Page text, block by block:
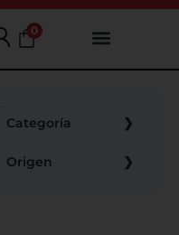
0
Categoría
Origen